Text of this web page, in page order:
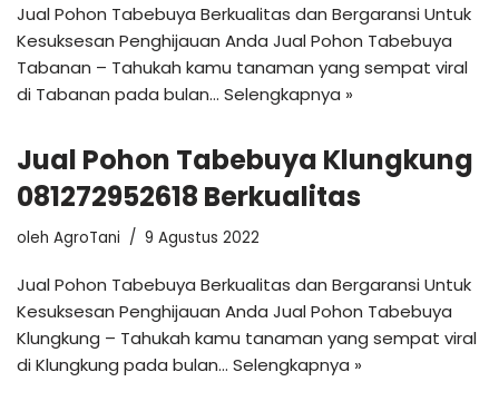
Jual Pohon Tabebuya Berkualitas dan Bergaransi Untuk
Kesuksesan Penghijauan Anda Jual Pohon Tabebuya
Tabanan – Tahukah kamu tanaman yang sempat viral
di Tabanan pada bulan… Selengkapnya »
Jual Pohon Tabebuya Klungkung
081272952618 Berkualitas
oleh AgroTani 9 Agustus 2022
Jual Pohon Tabebuya Berkualitas dan Bergaransi Untuk
Kesuksesan Penghijauan Anda Jual Pohon Tabebuya
Klungkung – Tahukah kamu tanaman yang sempat viral
di Klungkung pada bulan… Selengkapnya »